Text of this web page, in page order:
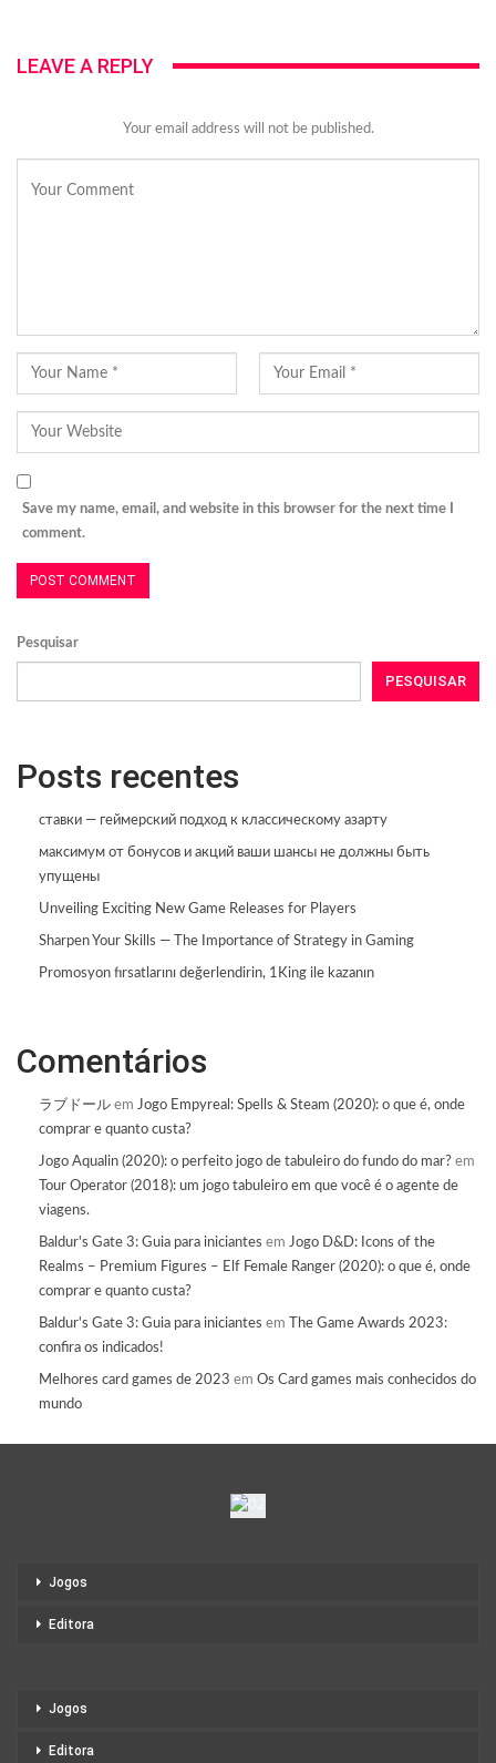
LEAVE A REPLY
Your email address will not be published.
Save my name, email, and website in this browser for the next time I
comment.
Pesquisar
PESQUISAR
Posts recentes
ставки — геймерский подход к классическому азарту
максимум от бонусов и акций ваши шансы не должны быть
упущены
Unveiling Exciting New Game Releases for Players
Sharpen Your Skills — The Importance of Strategy in Gaming
Promosyon fırsatlarını değerlendirin, 1King ile kazanın
Comentários
ラブドール em Jogo Empyreal: Spells & Steam (2020): o que é, onde
comprar e quanto custa?
Jogo Aqualin (2020): o perfeito jogo de tabuleiro do fundo do mar? em
Tour Operator (2018): um jogo tabuleiro em que você é o agente de
viagens.
Baldur's Gate 3: Guia para iniciantes em Jogo D&D: Icons of the
Realms – Premium Figures – Elf Female Ranger (2020): o que é, onde
comprar e quanto custa?
Baldur's Gate 3: Guia para iniciantes em
The Game Awards 2023:
confira os indicados!
Melhores card games de 2023 em Os Card games mais conhecidos do
mundo
Jogos
Editora
Jogos
Editora